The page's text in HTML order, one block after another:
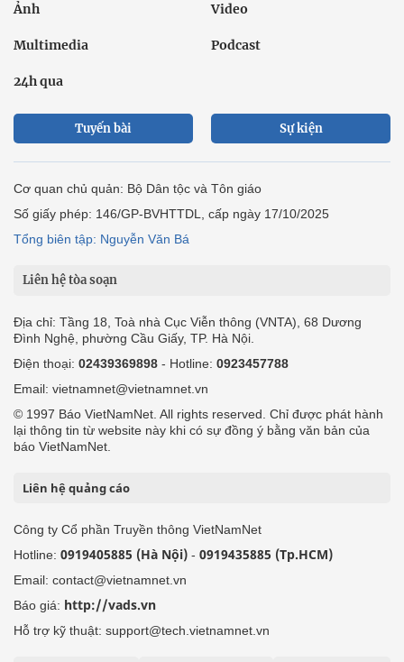
Ảnh Video
Multimedia Podcast
24h qua
Tuyến bài Sự kiện
Cơ quan chủ quản: Bộ Dân tộc và Tôn giáo
Số giấy phép: 146/GP-BVHTTDL, cấp ngày 17/10/2025
Tổng biên tập: Nguyễn Văn Bá
Liên hệ tòa soạn
Địa chỉ: Tầng 18, Toà nhà Cục Viễn thông (VNTA), 68 Dương
Đình Nghệ, phường Cầu Giấy, TP. Hà Nội.
Điện thoại: 02439369898 - Hotline: 0923457788
Email: vietnamnet@vietnamnet.vn
© 1997 Báo VietNamNet. All rights reserved. Chỉ được phát hành
lại thông tin từ website này khi có sự đồng ý bằng văn bản của
báo VietNamNet.
Liên hệ quảng cáo
Công ty Cổ phần Truyền thông VietNamNet
Hotline: 0919405885 (Hà Nội) - 0919435885 (Tp.HCM)
Email: contact@vietnamnet.vn
Báo giá: http://vads.vn
Hỗ trợ kỹ thuật: support@tech.vietnamnet.vn